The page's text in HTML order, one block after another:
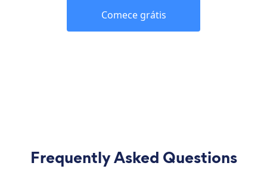
Comece grátis
Frequently Asked Questions